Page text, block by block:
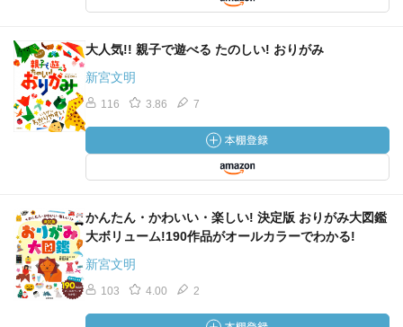
大人気!! 親子で遊べる たのしい! おりがみ
新宮文明
116 3.86 7
かんたん・かわいい・楽しい! 決定版 おりがみ大図鑑
大ボリューム!190作品がオールカラーでわかる!
新宮文明
103 4.00 2